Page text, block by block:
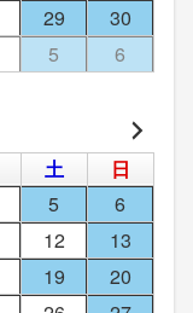
29
30
5 6
土
日
5
6
12
13
19
20